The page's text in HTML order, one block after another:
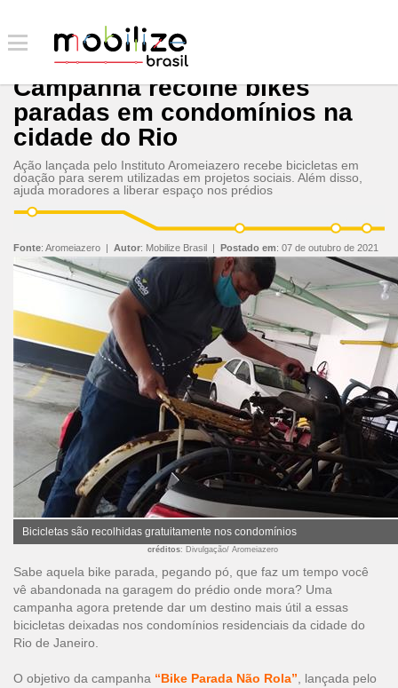
Campanha recolhe bikes
paradas em condomínios na
cidade do Rio
Ação lançada pelo Instituto Aromeiazero recebe bicicletas em
doação para serem utilizadas em projetos sociais. Além disso,
ajuda moradores a liberar espaço nos prédios
Fonte: Aromeiazero | Autor: Mobilize Brasil | Postado em: 07 de outubro de 2021
Bicicletas são recolhidas gratuitamente nos condomínios
créditos: Divulgação/ Aromeiazero
Sabe aquela bike parada, pegando pó, que faz um tempo você
vê abandonada na garagem do prédio onde mora? Uma
campanha agora pretende dar um destino mais útil a essas
bicicletas deixadas nos condomínios residenciais da cidade do
Rio de Janeiro.
O objetivo da campanha “Bike Parada Não Rola” , lançada pelo